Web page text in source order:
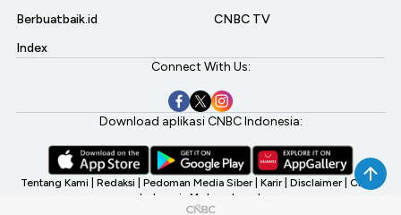
Berbuatbaik.id
Index
CNBC TV
Connect With Us:
Download aplikasi CNBC Indonesia:
Tentang Kami Redaksi Pedoman Media Siber Karir Disclaimer CNBC
Indonesia My Investment
©2026 CNBC Indonesia, A Transmedia Company